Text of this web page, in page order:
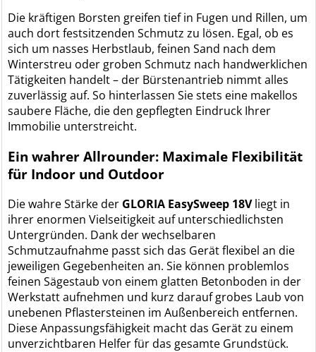
Die kräftigen Borsten greifen tief in Fugen und Rillen, um
auch dort festsitzenden Schmutz zu lösen. Egal, ob es
sich um nasses Herbstlaub, feinen Sand nach dem
Winterstreu oder groben Schmutz nach handwerklichen
Tätigkeiten handelt – der Bürstenantrieb nimmt alles
zuverlässig auf. So hinterlassen Sie stets eine makellos
saubere Fläche, die den gepflegten Eindruck Ihrer
Immobilie unterstreicht.
Ein wahrer Allrounder: Maximale Flexibilität
für Indoor und Outdoor
Die wahre Stärke der GLORIA EasySweep 18Vliegt in
ihrer enormen Vielseitigkeit auf unterschiedlichsten
Untergründen. Dank der wechselbaren
Schmutzaufnahme passt sich das Gerät flexibel an die
jeweiligen Gegebenheiten an. Sie können problemlos
feinen Sägestaub von einem glatten Betonboden in der
Werkstatt aufnehmen und kurz darauf grobes Laub von
unebenen Pflastersteinen im Außenbereich entfernen.
Diese Anpassungsfähigkeit macht das Gerät zu einem
unverzichtbaren Helfer für das gesamte Grundstück.